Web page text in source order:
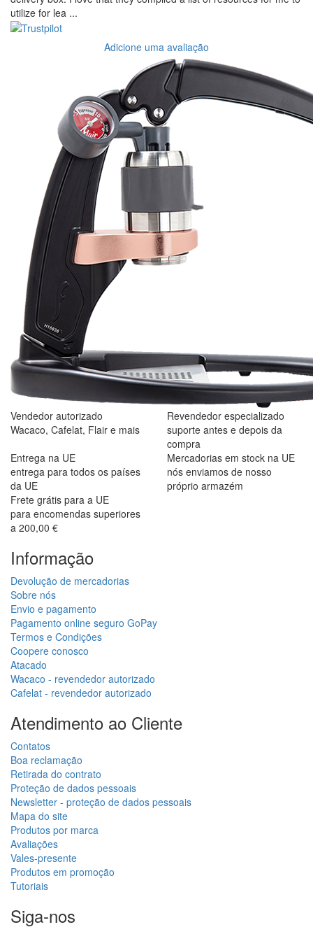
utilize for lea ...
Adicione uma avaliação
Vendedor autorizado
Wacaco, Cafelat, Flair e mais
Revendedor especializado
suporte antes e depois da
compra
Entrega na UE
entrega para todos os países
da UE
Mercadorias em stock na UE
nós enviamos de nosso
próprio armazém
Frete grátis para a UE
para encomendas superiores
a 200,00 €
Informação
Devolução de mercadorias
Sobre nós
Envio e pagamento
Pagamento online seguro GoPay
Termos e Condições
Coopere conosco
Atacado
Wacaco - revendedor autorizado
Cafelat - revendedor autorizado
Atendimento ao Cliente
Contatos
Boa reclamação
Retirada do contrato
Proteção de dados pessoais
Newsletter - proteção de dados pessoais
Mapa do site
Produtos por marca
Avaliações
Vales-presente
Produtos em promoção
Tutoriais
Siga-nos